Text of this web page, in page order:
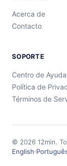
Acerca de
Contacto
SOPORTE
Centro de Ayuda
Política de
Términos de
© 2026 12min.
English·